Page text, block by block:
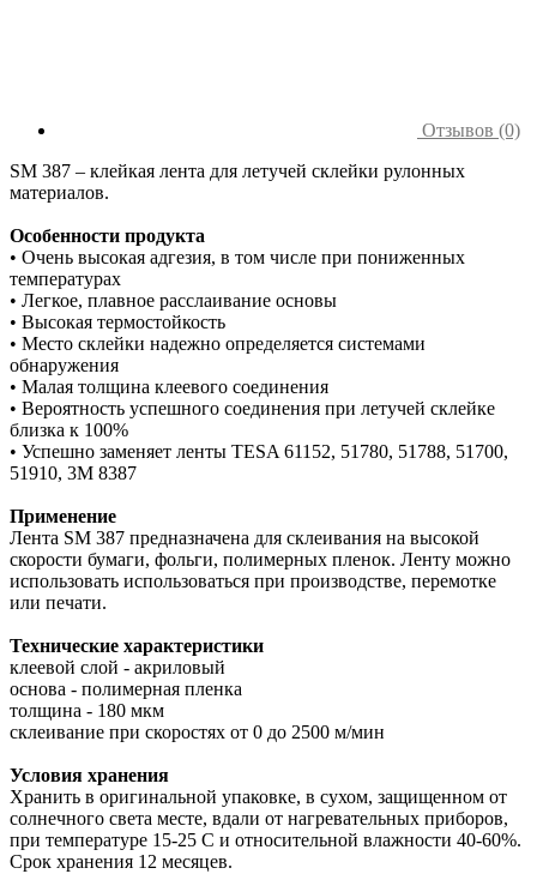
Отзывов (0)
SM 387 – клейкая лента для летучей склейки рулонных
материалов.
Особенности продукта
• Очень высокая адгезия, в том числе при пониженных
температурах
• Легкое, плавное расслаивание основы
• Высокая термостойкость
• Место склейки надежно определяется системами
обнаружения
• Малая толщина клеевого соединения
• Вероятность успешного соединения при летучей склейке
близка к 100%
• Успешно заменяет ленты TESA 61152, 51780, 51788, 51700,
51910, 3М 8387
Применение
Лента SM 387 предназначена для склеивания на высокой
скорости бумаги, фольги, полимерных пленок. Ленту можно
использовать использоваться при производстве, перемотке
или печати.
Технические характеристики
клеевой слой - акриловый
основа - полимерная пленка
толщина - 180 мкм
склеивание при скоростях от 0 до 2500 м/мин
Условия хранения
Хранить в оригинальной упаковке, в сухом, защищенном от
солнечного света месте, вдали от нагревательных приборов,
при температуре 15-25 С и относительной влажности 40-60%.
Срок хранения 12 месяцев.